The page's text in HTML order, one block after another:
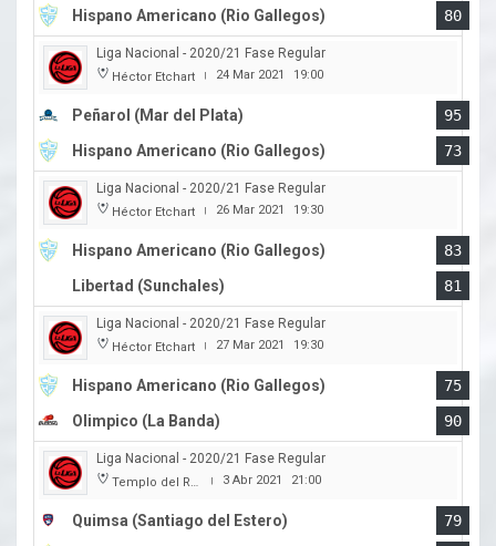
Hispano Americano (Rio Gallegos)
80
Liga Nacional - 2020/21 Fase Regular
Héctor Etchart | 24 Mar 2021 19:00
Peñarol (Mar del Plata)
95
Hispano Americano (Rio Gallegos)
73
Liga Nacional - 2020/21 Fase Regular
Héctor Etchart | 26 Mar 2021 19:30
Hispano Americano (Rio Gallegos)
83
Libertad (Sunchales)
81
Liga Nacional - 2020/21 Fase Regular
Héctor Etchart | 27 Mar 2021 19:30
Hispano Americano (Rio Gallegos)
75
Olimpico (La Banda)
90
Liga Nacional - 2020/21 Fase Regular
Templo del Rock | 3 Abr 2021 21:00
Quimsa (Santiago del Estero)
79